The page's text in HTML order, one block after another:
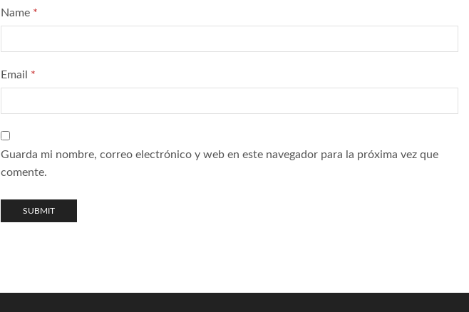
Name *
Email *
Guarda mi nombre, correo electrónico y web en este navegador para la próxima vez que
comente.